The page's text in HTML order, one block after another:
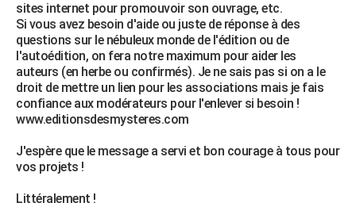
sites internet pour promouvoir son ouvrage, etc.
Si vous avez besoin d'aide ou juste de réponse à des
questions sur le nébuleux monde de l'édition ou de
l'autoédition, on fera notre maximum pour aider les
auteurs (en herbe ou confirmés). Je ne sais pas si on a le
droit de mettre un lien pour les associations mais je fais
confiance aux modérateurs pour l'enlever si besoin !
www.editionsdesmysteres.com
J'espère que le message a servi et bon courage à tous pour
vos projets !
Littéralement !